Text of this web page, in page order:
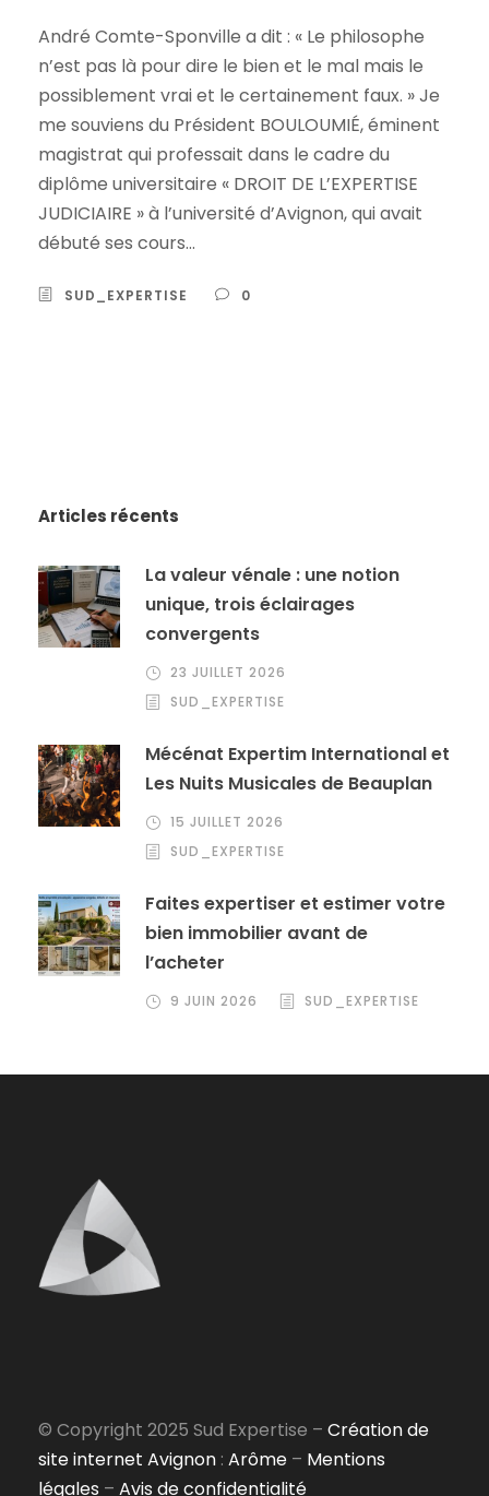
André Comte-Sponville a dit : « Le philosophe
n’est pas là pour dire le bien et le mal mais le
possiblement vrai et le certainement faux. » Je
me souviens du Président BOULOUMIÉ, éminent
magistrat qui professait dans le cadre du
diplôme universitaire « DROIT DE L’EXPERTISE
JUDICIAIRE » à l’université d’Avignon, qui avait
débuté ses cours...
SUD_EXPERTISE 0
Articles récents
La valeur vénale : une notion
unique, trois éclairages
convergents
23 JUILLET 2026
SUD_EXPERTISE
Mécénat Expertim International et
Les Nuits Musicales de Beauplan
15 JUILLET 2026
SUD_EXPERTISE
Faites expertiser et estimer votre
bien immobilier avant de
l’acheter
9 JUIN 2026 SUD_EXPERTISE
© Copyright 2025 Sud Expertise – Création de
site internet Avignon : Arôme – Mentions
légales – Avis de confidentialité